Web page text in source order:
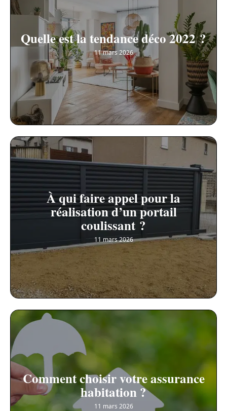
Quelle est la tendance déco 2022 ?
11 mars 2026
À qui faire appel pour la
réalisation d’un portail
coulissant ?
11 mars 2026
Comment choisir votre assurance
habitation ?
11 mars 2026